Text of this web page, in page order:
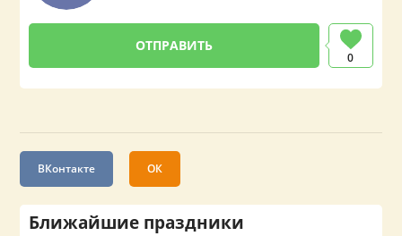
0
ВКонтакте ОК
Ближайшие праздники